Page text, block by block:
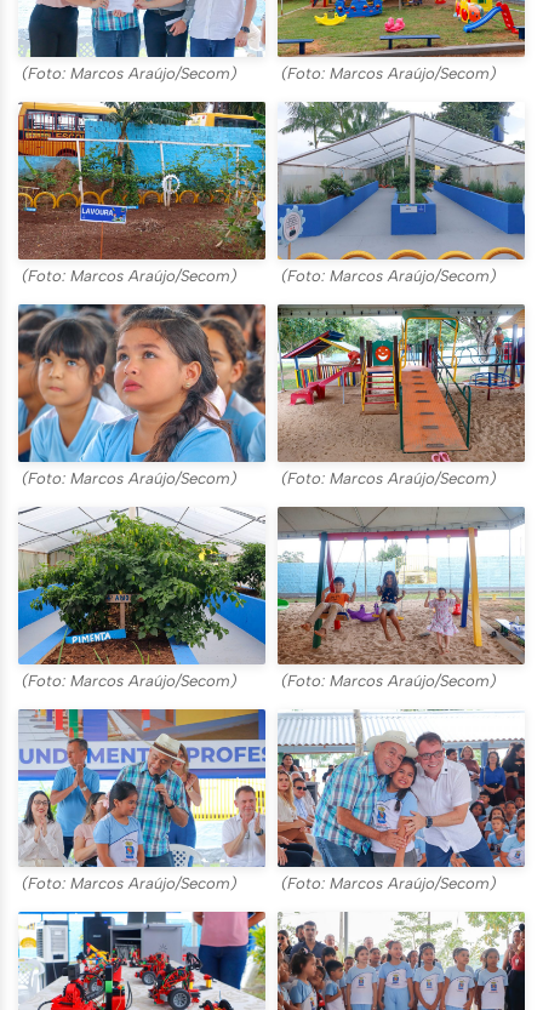
(Foto: Marcos Araújo/Secom) (Foto: Marcos Araújo/Secom)
(Foto: Marcos Araújo/Secom) (Foto: Marcos Araújo/Secom)
(Foto: Marcos Araújo/Secom) (Foto: Marcos Araújo/Secom)
(Foto: Marcos Araújo/Secom) (Foto: Marcos Araújo/Secom)
(Foto: Marcos Araújo/Secom) (Foto: Marcos Araújo/Secom)